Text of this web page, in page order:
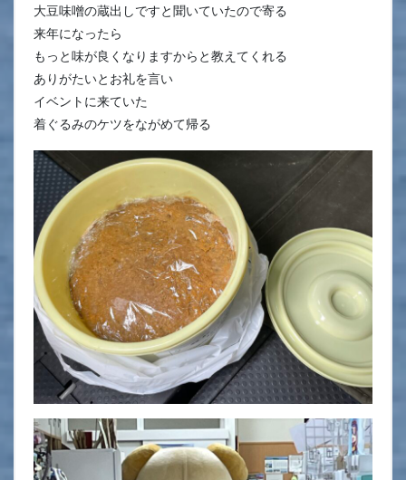
大豆味噌の蔵出しですと聞いていたので寄る
来年になったら
もっと味が良くなりますからと教えてくれる
ありがたいとお礼を言い
イベントに来ていた
着ぐるみのケツをながめて帰る